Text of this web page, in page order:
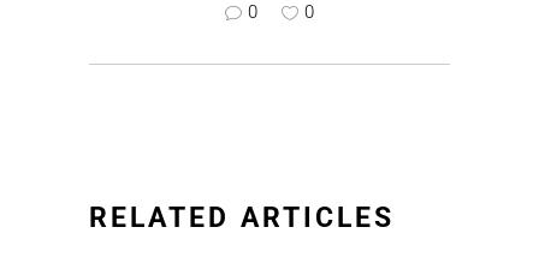
0 0
RELATED ARTICLES